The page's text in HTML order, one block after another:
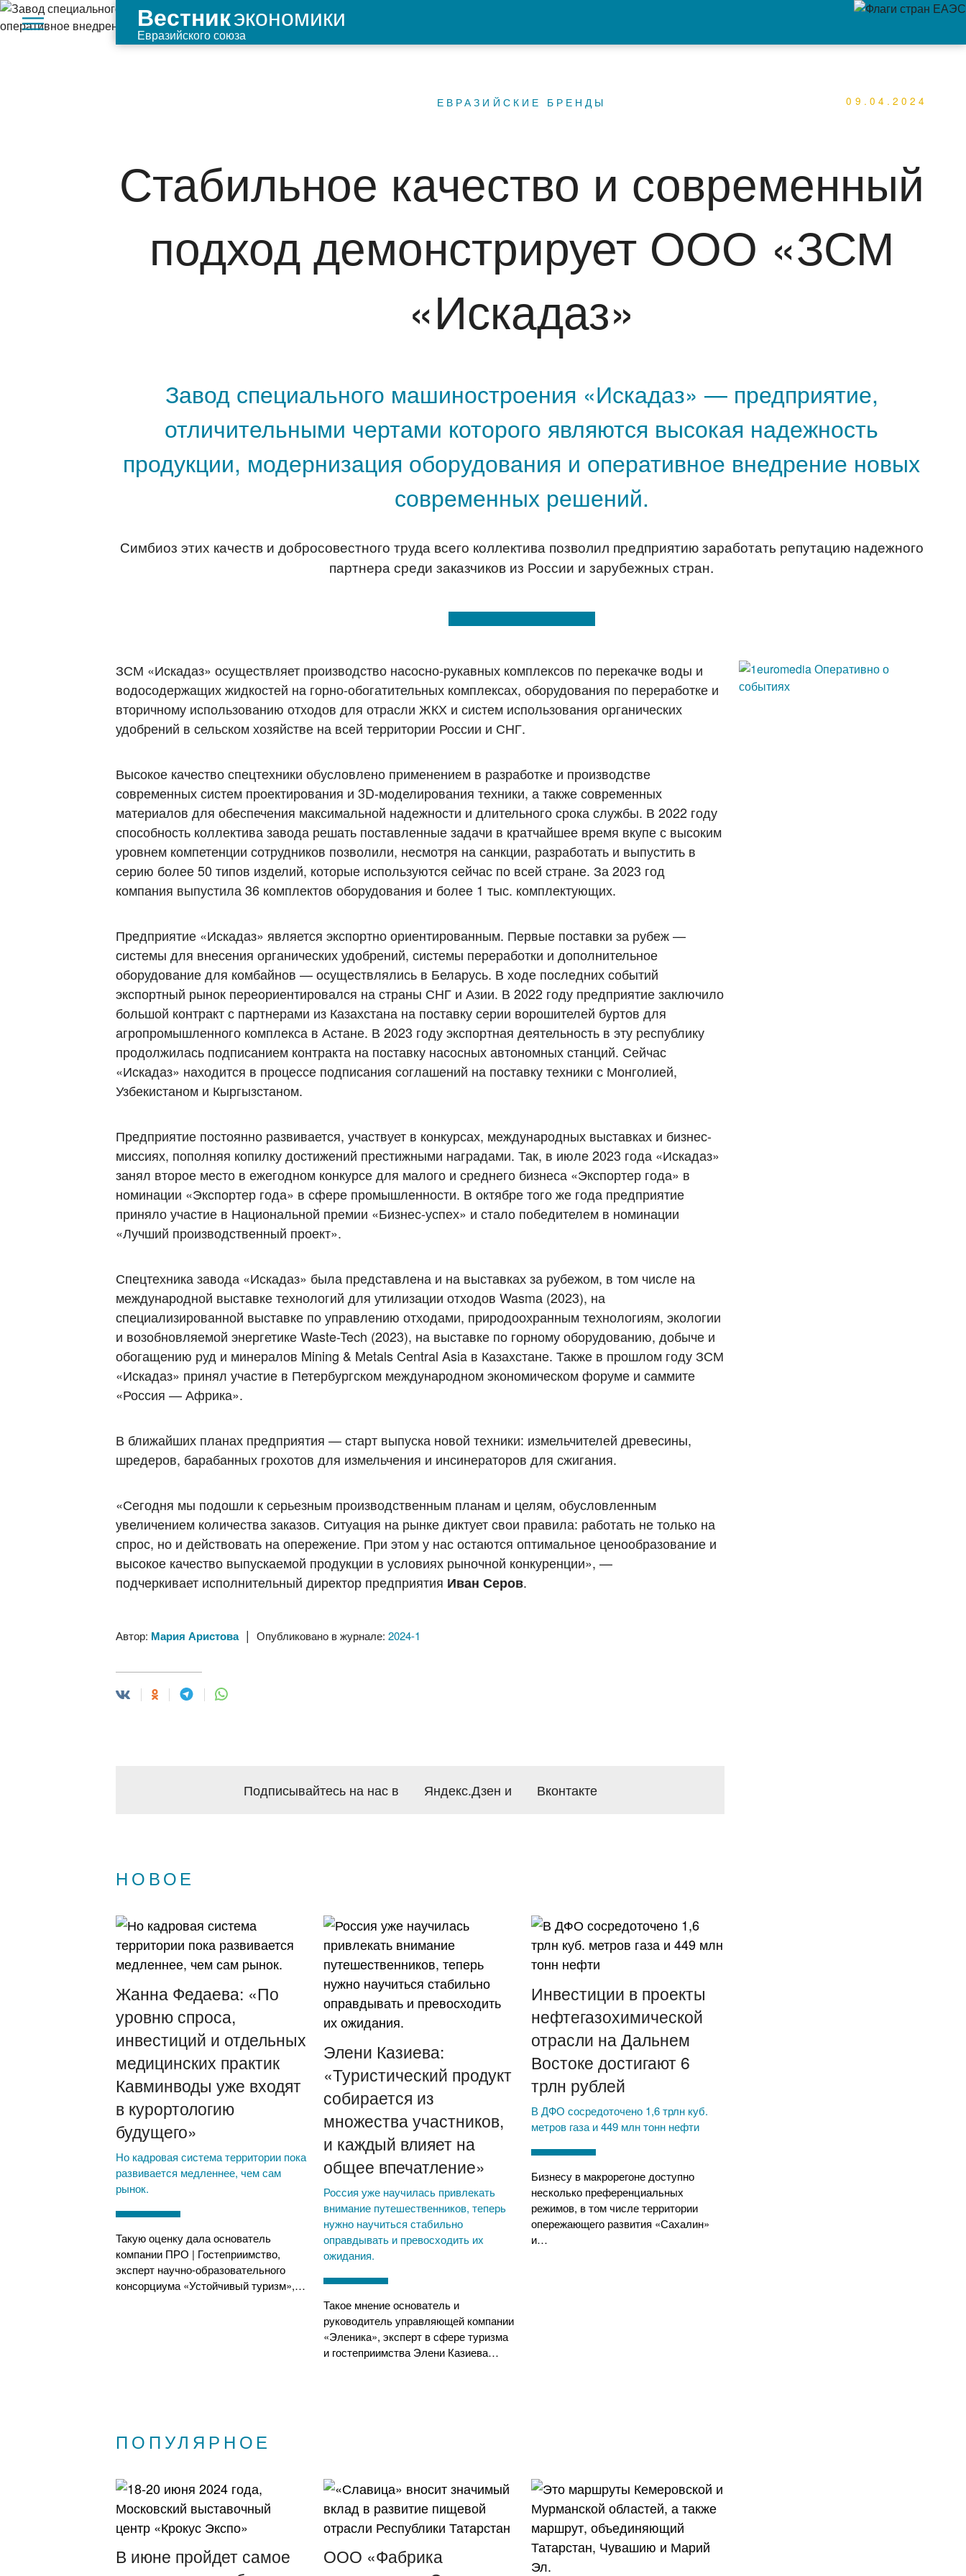
Вестникэкономики
Евразийского союза
ЕВРАЗИЙСКИЕ БРЕНДЫ 09.04.2024
Стабильное качество и современный
подход демонстрирует ООО «ЗСМ
«Искадаз»
Завод специального машиностроения «Искадаз» — предприятие,
отличительными чертами которого являются высокая надежность
продукции, модернизация оборудования и оперативное внедрение новых
современных решений.
Симбиоз этих качеств и добросовестного труда всего коллектива позволил предприятию заработать репутацию надежного
партнера среди заказчиков из России и зарубежных стран.
ЗСМ «Искадаз» осуществляет производство насосно-рукавных комплексов по перекачке воды и
водосодержащих жидкостей на горно-обогатительных комплексах, оборудования по переработке и
вторичному использованию отходов для отрасли ЖКХ и систем использования органических
удобрений в сельском хозяйстве на всей территории России и СНГ.
Высокое качество спецтехники обусловлено применением в разработке и производстве
современных систем проектирования и 3D-моделирования техники, а также современных
материалов для обеспечения максимальной надежности и длительного срока службы. В 2022 году
способность коллектива завода решать поставленные задачи в кратчайшее время вкупе с высоким
уровнем компетенции сотрудников позволили, несмотря на санкции, разработать и выпустить в
серию более 50 типов изделий, которые используются сейчас по всей стране. За 2023 год
компания выпустила 36 комплектов оборудования и более 1 тыс. комплектующих.
Предприятие «Искадаз» является экспортно ориентированным. Первые поставки за рубеж —
системы для внесения органических удобрений, системы переработки и дополнительное
оборудование для комбайнов — осуществлялись в Беларусь. В ходе последних событий
экспортный рынок переориентировался на страны СНГ и Азии. В 2022 году предприятие заключило
большой контракт с партнерами из Казахстана на поставку серии ворошителей буртов для
агропромышленного комплекса в Астане. В 2023 году экспортная деятельность в эту республику
продолжилась подписанием контракта на поставку насосных автономных станций. Сейчас
«Искадаз» находится в процессе подписания соглашений на поставку техники с Монголией,
Узбекистаном и Кыргызстаном.
Предприятие постоянно развивается, участвует в конкурсах, международных выставках и бизнес-
миссиях, пополняя копилку достижений престижными наградами. Так, в июле 2023 года «Искадаз»
занял второе место в ежегодном конкурсе для малого и среднего бизнеса «Экспортер года» в
номинации «Экспортер года» в сфере промышленности. В октябре того же года предприятие
приняло участие в Национальной премии «Бизнес-успех» и стало победителем в номинации
«Лучший производственный проект».
Спецтехника завода «Искадаз» была представлена и на выставках за рубежом, в том числе на
международной выставке технологий для утилизации отходов Wasmа (2023), на
специализированной выставке по управлению отходами, природоохранным технологиям, экологии
и возобновляемой энергетике Waste-Tech (2023), на выставке по горному оборудованию, добыче и
обогащению руд и минералов Mining & Metals Central Asia в Казахстане. Также в прошлом году ЗСМ
«Искадаз» принял участие в Петербургском международном экономическом форуме и саммите
«Россия — Африка».
В ближайших планах предприятия — старт выпуска новой техники: измельчителей древесины,
шредеров, барабанных грохотов для измельчения и инсинераторов для сжигания.
«Сегодня мы подошли к серьезным производственным планам и целям, обусловленным
увеличением количества заказов. Ситуация на рынке диктует свои правила: работать не только на
спрос, но и действовать на опережение. При этом у нас остаются оптимальное ценообразование и
высокое качество выпускаемой продукции в условиях рыночной конкуренции», —
подчеркивает исполнительный директор предприятия Иван Серов.
Автор: Мария Аристова|Опубликовано в журнале:2024-1
Подписывайтесь на нас в Яндекс.Дзен и Вконтакте
НОВОЕ
Жанна Федаева: «По
уровню спроса,
инвестиций и отдельных
медицинских практик
Кавминводы уже входят
в курортологию
будущего»
Но кадровая система территории пока
развивается медленнее, чем сам
рынок.
Такую оценку дала основатель
компании ПРО | Гостеприимство,
эксперт научно-образовательного
консорциума «Устойчивый туризм»,…
Элени Казиева:
«Туристический продукт
собирается из
множества участников,
и каждый влияет на
общее впечатление»
Россия уже научилась привлекать
внимание путешественников, теперь
нужно научиться стабильно
оправдывать и превосходить их
ожидания.
Такое мнение основатель и
руководитель управляющей компании
«Эленика», эксперт в сфере туризма
и гостеприимства Элени Казиева…
Инвестиции в проекты
нефтегазохимической
отрасли на Дальнем
Востоке достигают 6
трлн рублей
В ДФО сосредоточено 1,6 трлн куб.
метров газа и 449 млн тонн нефти
Бизнесу в макрорегоне доступно
несколько преференциальных
режимов, в том числе территории
опережающего развития «Сахалин»
и…
ПОПУЛЯРНОЕ
В июне пройдет самое
ООО «Фабрика